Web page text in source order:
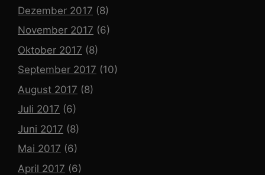
Dezember 2017 (8)
November 2017 (6)
Oktober 2017 (8)
September 2017 (10)
August 2017 (8)
Juli 2017 (6)
Juni 2017 (8)
Mai 2017 (6)
April 2017 (6)